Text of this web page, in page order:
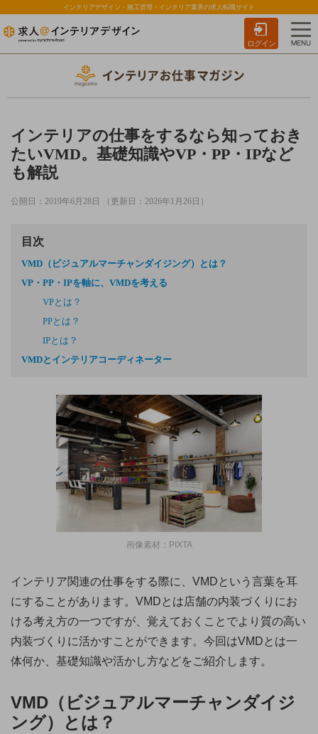
インテリアデザイン・施工管理・インテリア業界の求人転職サイト
ログイン
インテリアの仕事をするなら知っておき
たいVMD。基礎知識やVP・PP・IPなど
も解説
公開日：2019年6月28日 （更新日：2026年1月26日）
目次
VMD（ビジュアルマーチャンダイジング）とは？
VP・PP・IPを軸に、VMDを考える
VPとは？
PPとは？
IPとは？
VMDとインテリアコーディネーター
画像素材：PIXTA
インテリア関連の仕事をする際に、VMDという言葉を耳
にすることがあります。VMDとは店舗の内装づくりにお
ける考え方の一つですが、覚えておくことでより質の高い
内装づくりに活かすことができます。今回はVMDとは一
体何か、基礎知識や活かし方などをご紹介します。
VMD（ビジュアルマーチャンダイジ
ング）とは？